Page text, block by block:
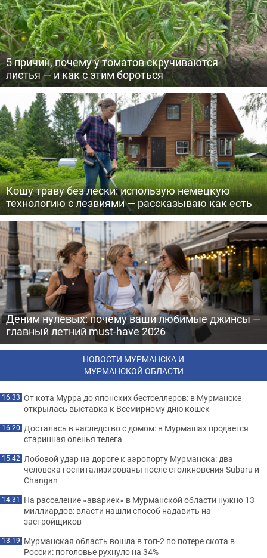
5 причин, почему у томатов скручиваются
листья — и как с этим бороться
Кошу траву без лески: использую немецкую
технологию с лезвиями — рассказываю как есть
Деним нулевых: почему ваши любимые джинсы —
главный летний must-have 2026
НОВОСТИ МУРМАНСКА И
МУРМАНСКОЙ ОБЛАСТИ
16:33 От кота Мурра до японских бестселлеров: в Мурманске
открылась выставка к Всемирному дню кошек
16:20 Досталась в наследство с домом: в Мурмашах продается
старинная оленья телега
15:42 Лобовой удар на дороге к аэропорту Мурманска: два
человека госпитализированы после столкновения Subaru и
Changan
14:31 На расселение «авариек» в Мурманской области нужно 13
миллиардов: власти нашли способ надавить на
застройщиков
13:19 Мурманская область вошла в топ-2 по потере скота в
России: поголовье рухнуло на 34%